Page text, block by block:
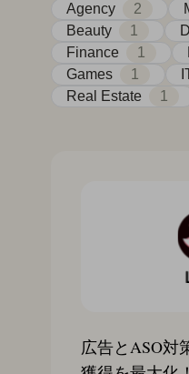
Agency
2
Beauty
1
Finance
1
Games
1
Real Estate
1
広告とASO対